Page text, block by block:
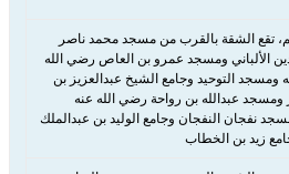
تقع الشقة بالقرب من مسجد محمد ناصر
الألباني ومسجد عمرو بن العاص رضي الله
ومسجد التوحيد وجامع الشيخ عبدالعزيز بن
ومسجد عبدالله بن رواحة رضي الله عنه
نفجان النفجان وجامع الوليد بن عبدالملك
زيد بن الخطاب